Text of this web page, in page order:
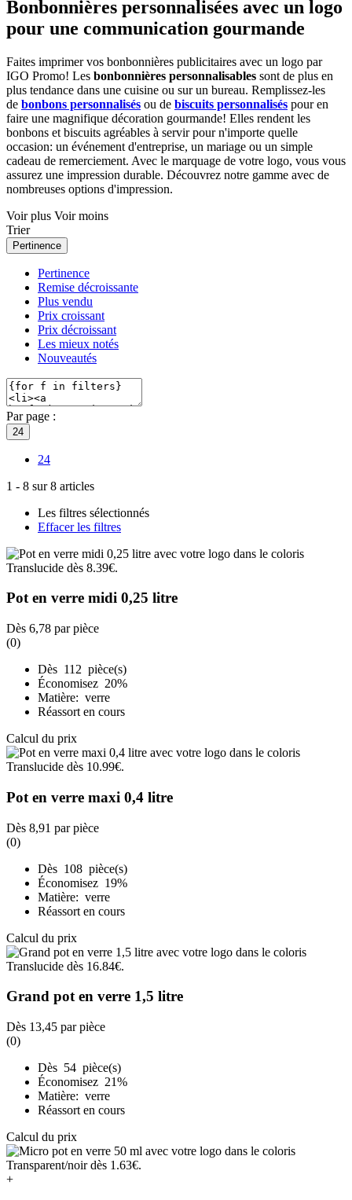
Bonbonnières personnalisées avec un logo
pour une communication gourmande
Faites imprimer vos bonbonnières publicitaires avec un logo par
IGO Promo! Les bonbonnières personnalisables sont de plus en
plus tendance dans une cuisine ou sur un bureau. Remplissez-les
de bonbons personnalisés ou de biscuits personnalisés pour en
faire une magnifique décoration gourmande! Elles rendent les
bonbons et biscuits agréables à servir pour n'importe quelle
occasion: un événement d'entreprise, un mariage ou un simple
cadeau de remerciement. Avec le marquage de votre logo, vous vous
assurez une impression durable. Découvrez notre gamme avec de
nombreuses options d'impression.
Voir plus Voir moins
Trier
Pertinence
Pertinence
Remise décroissante
Plus vendu
Prix croissant
Prix décroissant
Les mieux notés
Nouveautés
Par page :
24
24
1 - 8 sur8 articles
Les filtres sélectionnés
Effacer les filtres
Pot en verre midi 0,25 litre
Dès 6,78 par pièce
(0)
Dès 112 pièce(s)
Économisez 20%
Matière: verre
Réassort en cours
Calcul du prix
Pot en verre maxi 0,4 litre
Dès 8,91 par pièce
(0)
Dès 108 pièce(s)
Économisez 19%
Matière: verre
Réassort en cours
Calcul du prix
Grand pot en verre 1,5 litre
Dès 13,45 par pièce
(0)
Dès 54 pièce(s)
Économisez 21%
Matière: verre
Réassort en cours
Calcul du prix
+